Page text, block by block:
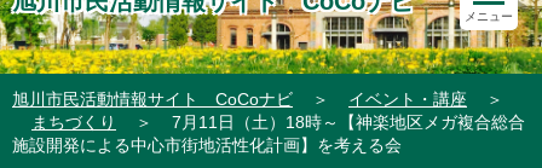
メニュー
旭川市民活動情報サイト CoCoナビ ＞ イベント・講座
＞
まちづくり
＞
7月11日（土）18時～【神楽地区メガ複合総合
施設開発による中心市街地活性化計画】を考える会